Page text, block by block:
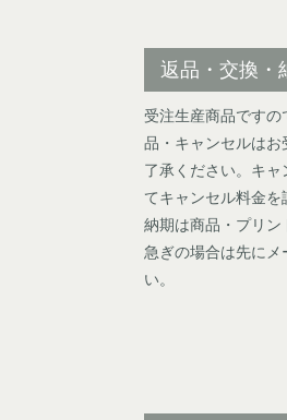
返品・交換・
受注生産商品ですの
品・キャンセルは
了承ください。キ
てキャンセル料金を
納期は商品・プリン
急ぎの場合は先にメ
い。